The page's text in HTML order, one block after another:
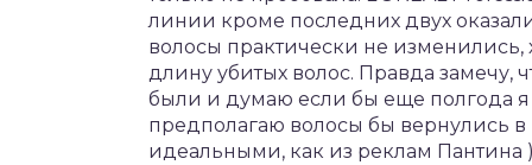
линии кроме последних двух
волосы практически не
длину убитых волос. Правда
были и думаю если бы еще полгода я
предполагаю волосы бы вернулись
идеальными, как из реклам